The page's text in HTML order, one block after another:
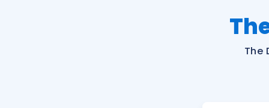
The